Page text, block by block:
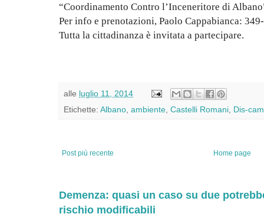
“Coordinamento Contro l’Inceneritore di
Per info e prenotazioni, Paolo Cappabianca:
Tutta la cittadinanza è invitata a partecipare.
alle luglio 11, 2014
Etichette: Albano ambiente Castelli Romani Dis-
Post più recente Home page
Demenza: quasi un caso su due
rischio modificabili